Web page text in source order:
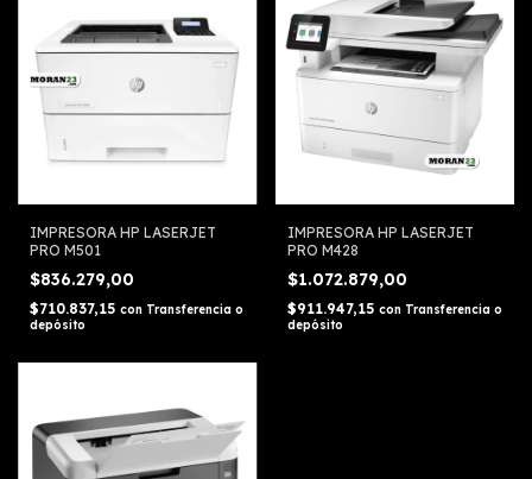
IMPRESORA HP LASERJET
PRO M501
$836.279,00
$710.837,15 con Transferencia o
depósito
IMPRESORA HP LASERJET
PRO M428
$1.072.879,00
$911.947,15 con Transferencia o
depósito